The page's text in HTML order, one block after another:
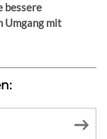
bessere
Umgang mit